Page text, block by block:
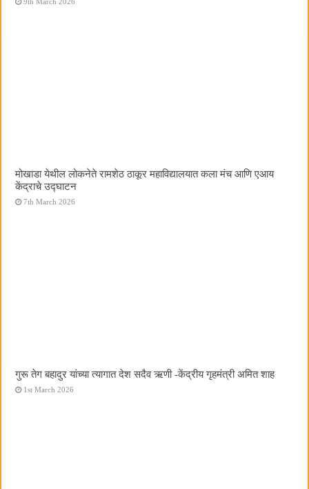
मोखाडा येथील लोकनेते रामशेठ ठाकूर महाविद्यालयात कला मंच आणि एआय
केंद्राचे उद्घाटन
7th March 2026
गुरू तेग बहादुर यांच्या त्यागात देश सदैव ऋणी -केंद्रीय गृहमंत्री अमित शाह
1st March 2026